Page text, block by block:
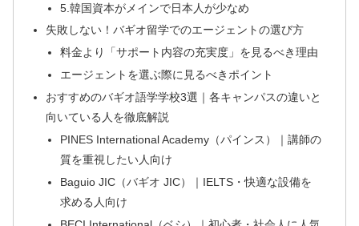
5.韓国資本がメインで日本人が少なめ
失敗しない！バギオ留学でのエージェントの選び方
料金より「サポート内容の充実度」を見るべき理由
エージェントを選ぶ際に見るべきポイント
おすすめのバギオ語学学校3選｜各キャンパスの違いと
向いている人を徹底解説
PINES International Academy（パインス）｜講師の
質を重視したい人向け
Baguio JIC（バギオ JIC）｜IELTS・快適な設備を
求める人向け